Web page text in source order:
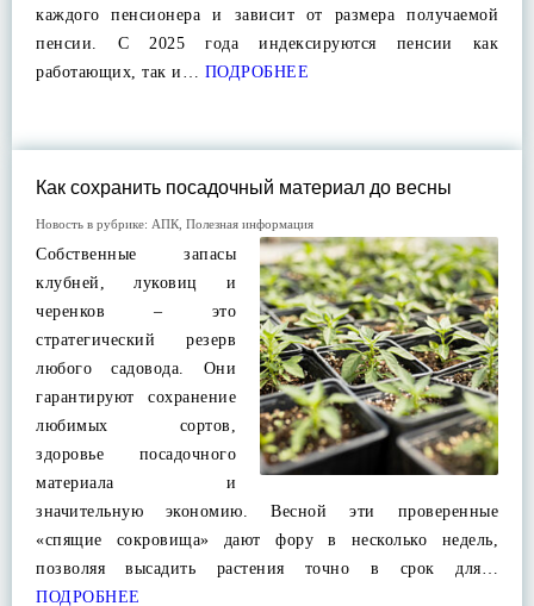
каждого пенсионера и зависит от размера получаемой
пенсии. С 2025 года индексируются пенсии как
работающих, так и… ПОДРОБНЕЕ
Как сохранить посадочный материал до весны
Новость в рубрике: АПК Полезная информация
Собственные запасы
клубней, луковиц и
черенков – это
стратегический резерв
любого садовода. Они
гарантируют сохранение
любимых сортов,
здоровье посадочного
материала и
значительную экономию. Весной эти проверенные
«спящие сокровища» дают фору в несколько недель,
позволяя высадить растения точно в срок для…
ПОДРОБНЕЕ